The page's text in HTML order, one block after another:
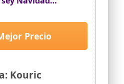
Christmas
Navideños,Suéter
Pareja
Kouric
Precio